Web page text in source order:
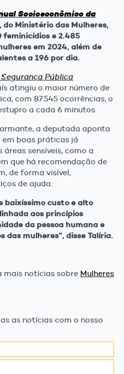
Socioeconômico da
, do Ministério das Mulheres,
e 2.485
em 2024, além de
a 196 por dia.
Pública
atingiu o maior número de
com 87.545 ocorrências, o
a cada 6 minutos.
a deputada aponta
em boas práticas já
sensíveis, como a
que há recomendação de
de forma visível,
de ajuda.
baixíssimo custo e alto
aos princípios
da pessoa humana e
das mulheres”, disse Talíria.
mais notícias sobre Mulheres
as notícias com o nosso